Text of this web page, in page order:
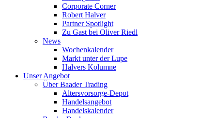
Corporate Corner
Robert Halver
Partner Spotlight
Zu Gast bei Oliver Riedl
News
Wochenkalender
Markt unter der Lupe
Halvers Kolumne
Unser Angebot
Über Baader Trading
Altersvorsorge-Depot
Handelsangebot
Handelskalender